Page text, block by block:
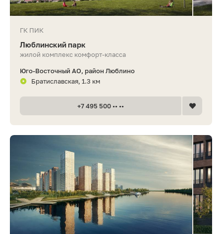
ГК ПИК
Люблинский парк
жилой комплекс комфорт-класса
Юго-Восточный АО, район Люблино
Братиславская, 1.3 км
+7 495 500 •• ••